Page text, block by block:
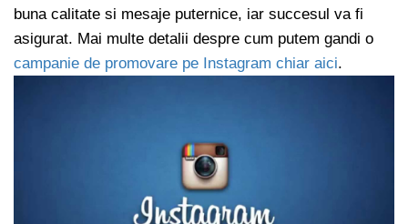
buna calitate si mesaje puternice, iar succesul va fi
asigurat. Mai multe detalii despre cum putem gandi o
campanie de promovare pe Instagram chiar aici.